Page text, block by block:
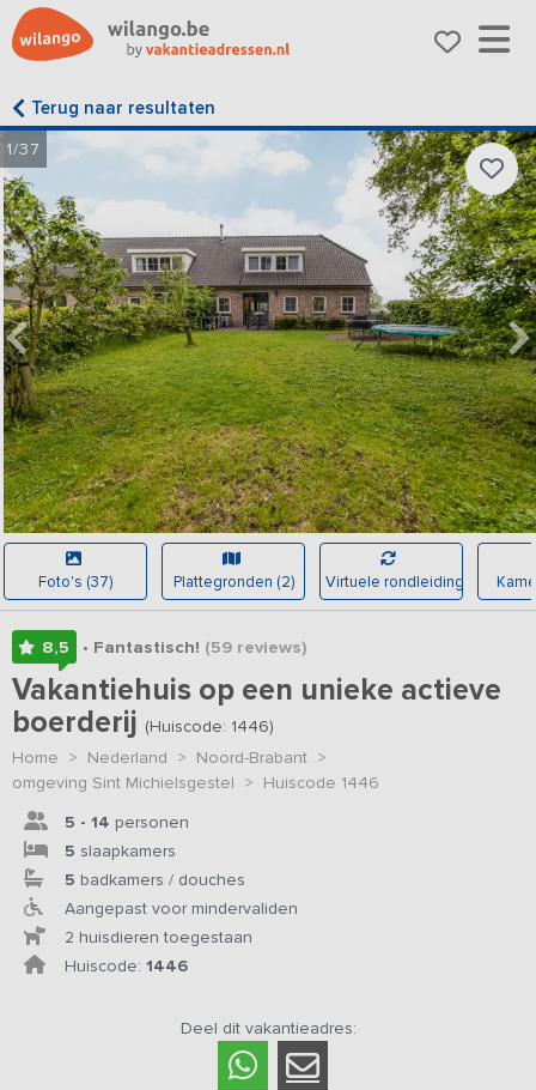
Terug naar resultaten
1/37
Foto's (37) Plattegronden (2) Virtuele rondleiding
8,5 • Fantastisch! (59reviews)
Vakantiehuis op een unieke actieve
boerderij (Huiscode: 1446)
Home > Nederland > Noord-Brabant >
omgeving Sint Michielsgestel > Huiscode 1446
5 - 14 personen
5 slaapkamers
5 badkamers / douches
Aangepast voor mindervaliden
2 huisdieren toegestaan
Huiscode: 1446
Deel dit vakantieadres: